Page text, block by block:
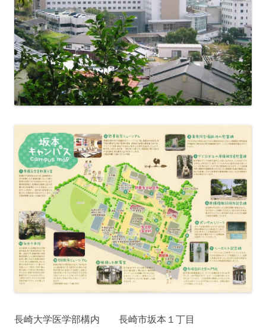
長崎大学医学部構内 長崎市坂本１丁目